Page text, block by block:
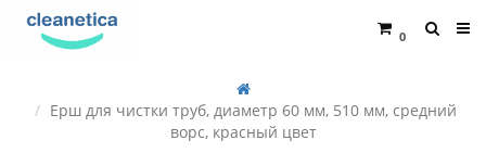
0
Ерш для чистки труб, диаметр 60 мм, 510 мм, средний
ворс, красный цвет